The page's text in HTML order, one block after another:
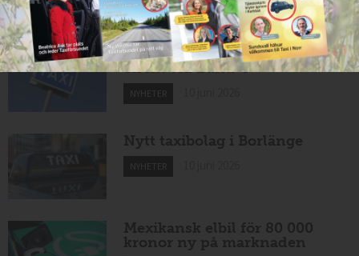
Taxibommar fick inte avsedd
effekt vid Lund C
NYHETER
Nytt taxibolag i Borlänge
NYHETER
Mexikansk elbil för 80 000
kronor ny på marknaden